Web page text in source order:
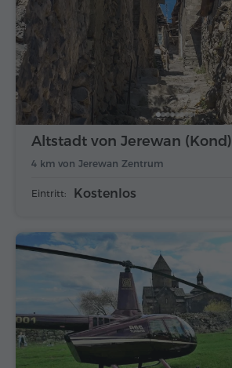
4 km von Jerewan Zentrum
Altstadt von Jerewan (Kond)
Eintritt: Kostenlos